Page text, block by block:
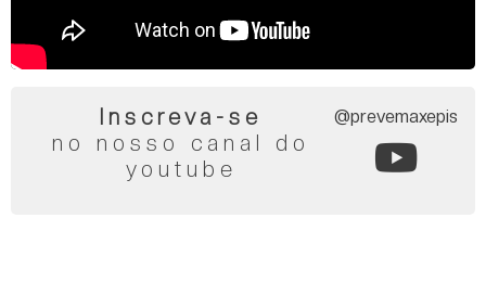
Inscreva-se
no nosso canal do
youtube
@prevemaxepis